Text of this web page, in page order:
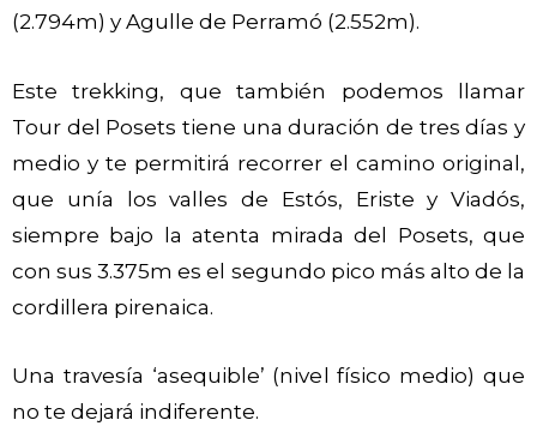
(2.794m) y Agulle de Perramó (2.552m).
Este trekking, que también podemos llamar
Tour del Posets tiene una duración de tres días y
medio y te permitirá recorrer el camino original,
que unía los valles de Estós, Eriste y Viadós,
siempre bajo la atenta mirada del Posets, que
con sus 3.375m es el segundo pico más alto de la
cordillera pirenaica.
Una travesía ‘asequible’ (nivel físico medio) que
no te dejará indiferente.